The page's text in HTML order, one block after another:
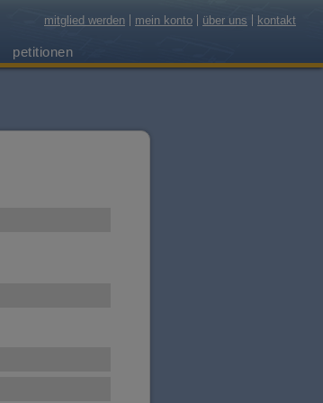
mitglied werden mein konto über uns kontakt
petitionen